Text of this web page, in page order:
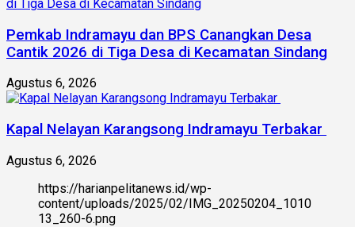
Pemkab Indramayu dan BPS Canangkan Desa
Cantik 2026 di Tiga Desa di Kecamatan Sindang
Agustus 6, 2026
Kapal Nelayan Karangsong Indramayu Terbakar
Agustus 6, 2026
https://harianpelitanews.id/wp-
content/uploads/2025/02/IMG_20250204_1010
13_260-6.png